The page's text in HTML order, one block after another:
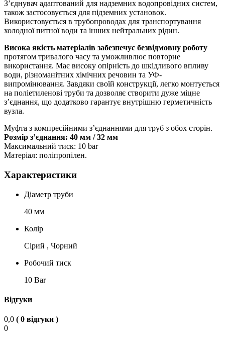
З’єднувач адаптований для надземних водопровідних систем,
також застосовується для підземних установок.
Використовується в трубопроводах для транспортування
холодної питної води та інших нейтральних рідин.
Висока якість матеріалів забезпечує безвідмовну роботу
протягом тривалого часу та уможливлює повторне
використання. Має високу опірність до шкідливого впливу
води, різноманітних хімічних речовин та УФ-
випромінювання. Завдяки своїй конструкції, легко монтується
на поліетиленові труби та дозволяє створити дуже міцне
з’єднання, що додатково гарантує внутрішню герметичність
вузла.
Муфта з компресійними з’єднаннями для труб з обох сторін.
Розмір з’єднання: 40 мм / 32 мм
Максимальний тиск: 10 bar
Матеріал: поліпропілен.
Характеристики
Діаметр труби
40 мм
Колір
Сірий , Чорний
Робочий тиск
10 Bar
Відгуки
0,0 ( 0 відгуки )
0